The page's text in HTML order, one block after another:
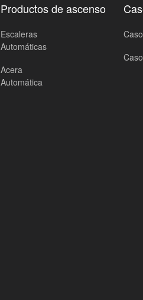
Productos de ascenso
Escaleras
Automáticas
Acera
Automática